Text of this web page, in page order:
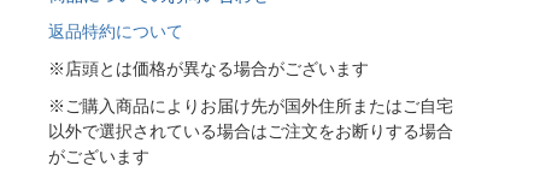
返品特約について
※店頭とは価格が異なる場合がございます
※ご購入商品によりお届け先が国外住所またはご自宅
以外で選択されている場合はご注文をお断りする場合
がございます